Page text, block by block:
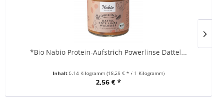
*Bio Nabio Protein-Aufstrich Powerlinse Dattel...
Inhalt 0.14 Kilogramm (18,29 € * / 1 Kilogramm)
2,56 € *